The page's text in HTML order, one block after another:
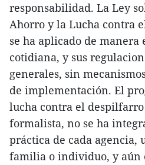
responsabilidad. La Ley
Ahorro y la Lucha contra
se ha aplicado de
cotidiana, y sus
generales, sin
de implementación. El
lucha contra el
formalista, no se ha
práctica de cada agencia,
familia o individuo, y aún